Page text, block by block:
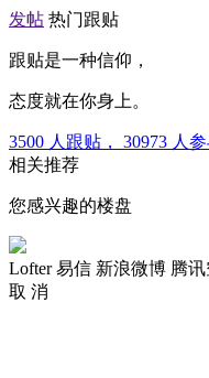
发帖 热门跟贴
跟贴是一种信仰，
态度就在你身上。
3500 人跟贴， 30973 人
相关推荐
您感兴趣的楼盘
Lofter 易信 新浪微博 腾讯
取 消